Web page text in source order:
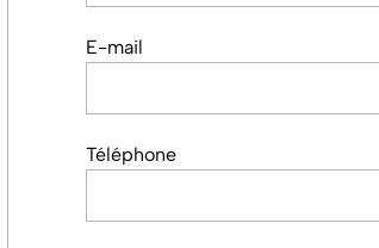
E-mail
Téléphone